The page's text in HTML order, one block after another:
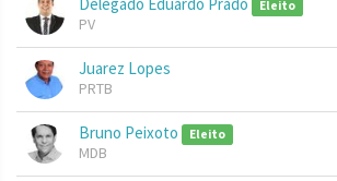
Eleito
PV
Juarez Lopes
PRTB
Bruno Peixoto Eleito
MDB